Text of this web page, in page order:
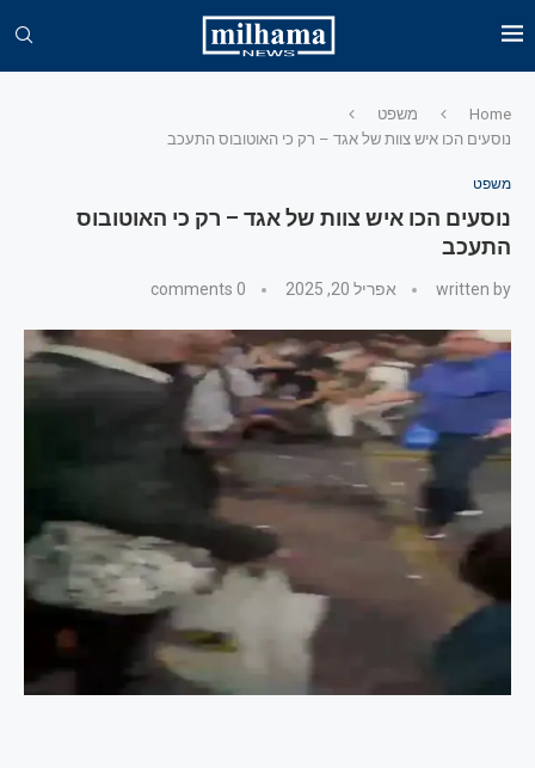
Home
משפט
נוסעים הכו איש צוות של אגד – רק כי האוטובוס התעכב
משפט
נוסעים הכו איש צוות של אגד – רק כי האוטובוס
התעכב
written by אפריל 20, 2025 0 comments